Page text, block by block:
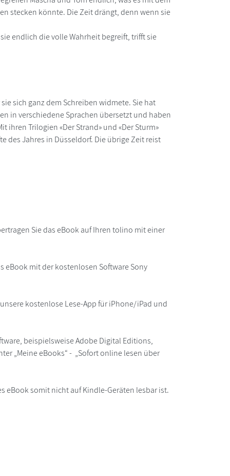
stecken könnte. Die Zeit drängt, denn wenn sie
endlich die volle Wahrheit begreift, trifft sie
sich ganz dem Schreiben widmete. Sie hat
in verschiedene Sprachen übersetzt und haben
Trilogien «Der Strand» und «Der Sturm»
des Jahres in Düsseldorf. Die übrige Zeit reist
Sie das eBook auf Ihren tolino mit einer
eBook mit der kostenlosen Software Sony
kostenlose Lese-App für iPhone/iPad und
beispielsweise Adobe Digital Editions,
„Meine eBooks“ - „Sofort online lesen über
eBook somit nicht auf Kindle-Geräten lesbar ist.